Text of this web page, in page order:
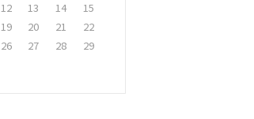
12 13 14
15
19 20 21
22
26 27 28
29